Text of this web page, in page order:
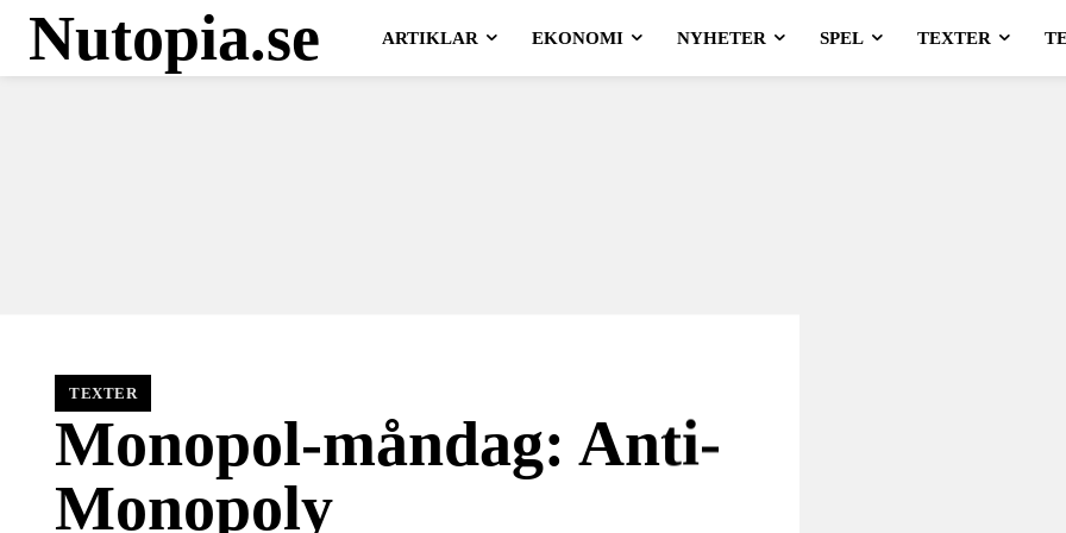
Nutopia.se ARTIKLAR EKONOMI NYHETER SPEL TEXTER
TEXTER
Monopol-måndag: Anti-
Monopoly